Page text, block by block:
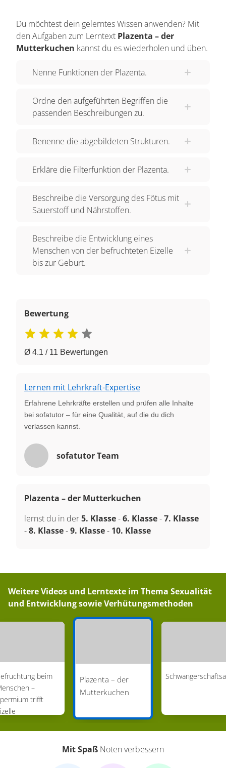
Du möchtest dein gelerntes Wissen anwenden? Mit
den Aufgaben zum Lerntext Plazenta – der
Mutterkuchen kannst du es wiederholen und üben.
Nenne Funktionen der Plazenta.
Ordne den aufgeführten Begriffen die
passenden Beschreibungen zu.
Benenne die abgebildeten Strukturen.
Erkläre die Filterfunktion der Plazenta.
Beschreibe die Versorgung des Fötus mit
Sauerstoff und Nährstoffen.
Beschreibe die Entwicklung eines
Menschen von der befruchteten Eizelle
bis zur Geburt.
Bewertung
Ø 4.1 / 11 Bewertungen
Lernen mit Lehrkraft-Expertise
Erfahrene Lehrkräfte erstellen und prüfen alle Inhalte
bei sofatutor – für eine Qualität, auf die du dich
verlassen kannst.
sofatutor Team
Plazenta – der Mutterkuchen
lernst du in der5. Klasse-6. Klasse-7. Klasse
-8. Klasse-9. Klasse- 10. Klasse
Weitere Videos und Lerntexte im Thema Sexualität
und Entwicklung sowie Verhütungsmethoden
beim
–
trifft
Plazenta – der
Mutterkuchen
Mit Spaß Noten verbessern